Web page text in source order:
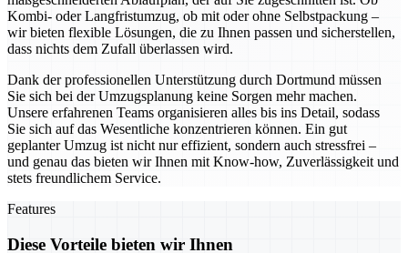
Kombi- oder Langfristumzug, ob mit oder ohne Selbstpackung –
wir bieten flexible Lösungen, die zu Ihnen passen und sicherstellen,
dass nichts dem Zufall überlassen wird.
Dank der professionellen Unterstützung durch Dortmund müssen
Sie sich bei der Umzugsplanung keine Sorgen mehr machen.
Unsere erfahrenen Teams organisieren alles bis ins Detail, sodass
Sie sich auf das Wesentliche konzentrieren können. Ein gut
geplanter Umzug ist nicht nur effizient, sondern auch stressfrei –
und genau das bieten wir Ihnen mit Know-how, Zuverlässigkeit und
stets freundlichem Service.
Features
Diese Vorteile bieten wir Ihnen